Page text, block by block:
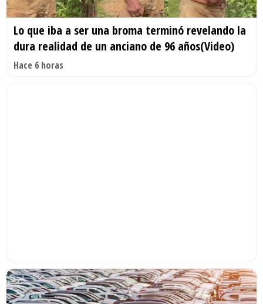
Lo que iba a ser una broma terminó revelando la
dura realidad de un anciano de 96 años(Video)
Hace 6 horas